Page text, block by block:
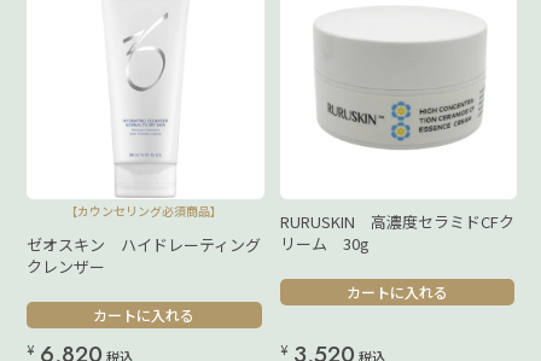
【カウンセリング必須商品】
ゼオスキン ハイドレーティング
クレンザー
カートに入れる
¥ 6,820 税込
RURUSKIN 高濃度セラミドCFク
リーム 30g
カートに入れる
¥ 3,520 税込